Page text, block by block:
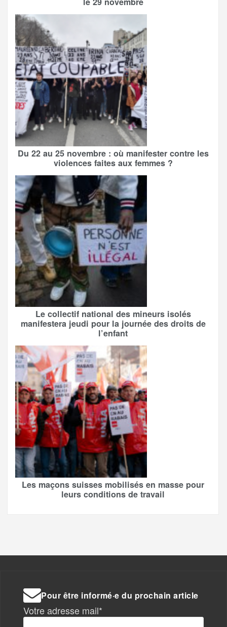
Du 22 au 25 novembre : où manifester contre les
violences faites aux femmes ?
Le collectif national des mineurs isolés
manifestera jeudi pour la journée des droits de
l’enfant
Les maçons suisses mobilisés en masse pour
leurs conditions de travail
Pour être informé·e du prochain article
Votre adresse mail*